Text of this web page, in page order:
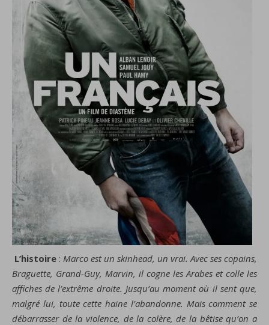
L’histoire : Marco est un skinhead, un vrai. Avec ses copains,
Braguette, Grand-Guy, Marvin, il cogne les Arabes et colle les
affiches de l’extrême droite. Jusqu’au moment où il sent que,
malgré lui, toute cette haine l’abandonne. Mais comment se
débarrasser de la violence, de la colère, de la bêtise qu’on a